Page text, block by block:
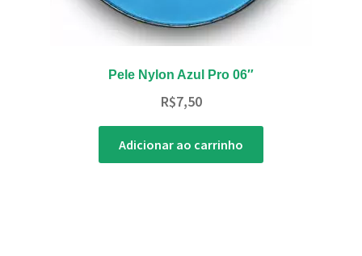
Pele Nylon Azul Pro 06″
R$7,50
Adicionar ao carrinho